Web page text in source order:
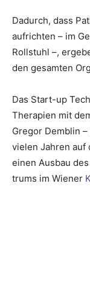
Dadurch, dass
aufrichten – im
Rollstuhl –,
den gesamten
Das Start-up
Therapien mit
Gregor Demblin
vielen Jahren auf
einen Ausbau
trums im Wiener